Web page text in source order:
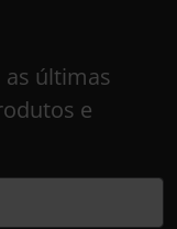
últimas
e